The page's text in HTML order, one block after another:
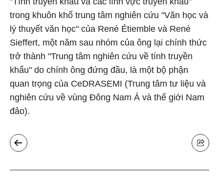
trong khuôn khổ trung tâm nghiên cứu "Văn học và
lý thuyết văn học" của René Étiemble và René
Sieffert, một năm sau nhóm của ông lại chính thức
trở thành "Trung tâm nghiên cứu về tính truyền
khẩu" do chính ông đứng đầu, là một bộ phận
quan trọng của CeDRASEMI (Trung tâm tư liệu và
nghiên cứu về vùng Đông Nam Á và thế giới Nam
đảo).